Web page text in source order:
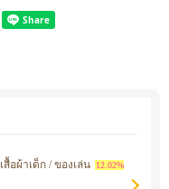
เสื้อผ้าเด็ก / ของเล่น
12.02%